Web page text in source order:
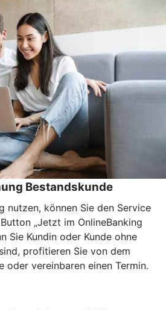
Bestandskunde
nutzen, können Sie den Service
„Jetzt im OnlineBanking
Sie Kundin oder Kunde ohne
profitieren Sie von dem
oder vereinbaren einen Termin.